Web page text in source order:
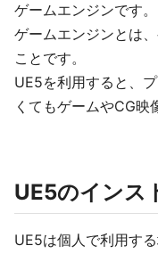
ゲームエンジンです。
ゲームエンジンとは
ことです。
UE5を利用すると、
くてもゲームやCG映
UE5のインス
UE5は個人で利用す